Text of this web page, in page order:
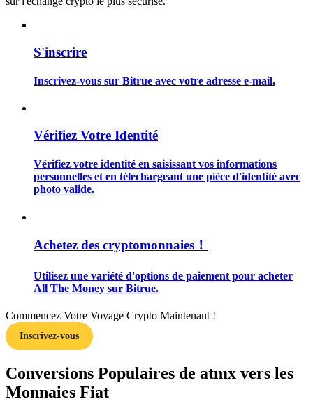
Information
Guide
Stratégies de trading
Apprenez à rester rentable
S'inscrire
Inscrivez-vous sur Bitrue avec votre adresse e-mail.
Vérifiez Votre Identité
Vérifiez votre identité en saisissant vos informations
personnelles et en téléchargeant une pièce d'identité avec
photo valide.
Achetez des cryptomonnaies！
Utilisez une variété d'options de paiement pour acheter
All The Money sur Bitrue.
Commencez Votre Voyage Crypto Maintenant !
Inscrivez-vous
Conversions Populaires de atmx vers les
Monnaies Fiat